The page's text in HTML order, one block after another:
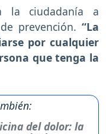
la ciudadanía a
prevención. “La
por cualquier
que tenga la
del dolor: la